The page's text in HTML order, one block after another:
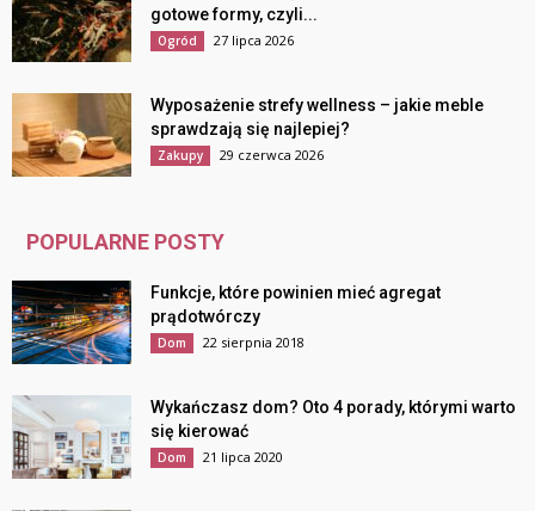
gotowe formy, czyli...
Ogród 27 lipca 2026
Wyposażenie strefy wellness – jakie meble
sprawdzają się najlepiej?
Zakupy 29 czerwca 2026
POPULARNE POSTY
Funkcje, które powinien mieć agregat
prądotwórczy
Dom 22 sierpnia 2018
Wykańczasz dom? Oto 4 porady, którymi warto
się kierować
Dom 21 lipca 2020